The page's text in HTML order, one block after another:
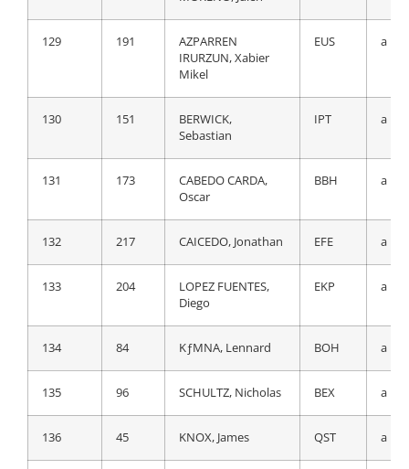
129 191
AZPARREN
IRURZUN, Xabier
Mikel
EUS a
130 151
BERWICK,
Sebastian
IPT a
131 173
CABEDO CARDA,
Oscar
BBH a
132 217 CAICEDO, Jonathan EFE a
133 204
LOPEZ FUENTES,
Diego
EKP a
134 84 KƒMNA, Lennard BOH a
135 96 SCHULTZ, Nicholas BEX a
136 45 KNOX, James QST a
128 187 TOLHOEK, Antwan TFS a
BERWICK,
NIBALI, Antonio
132 167 ROUX, Anthony GFC a
133 133
AMEZQUETA
MORENO, Julen
CJR a
134 206 RUIZ SEDANO, Ibon EKP a
135 95 BAUER, Jack BEX a
136 5
EENKHOORN,
TJV a